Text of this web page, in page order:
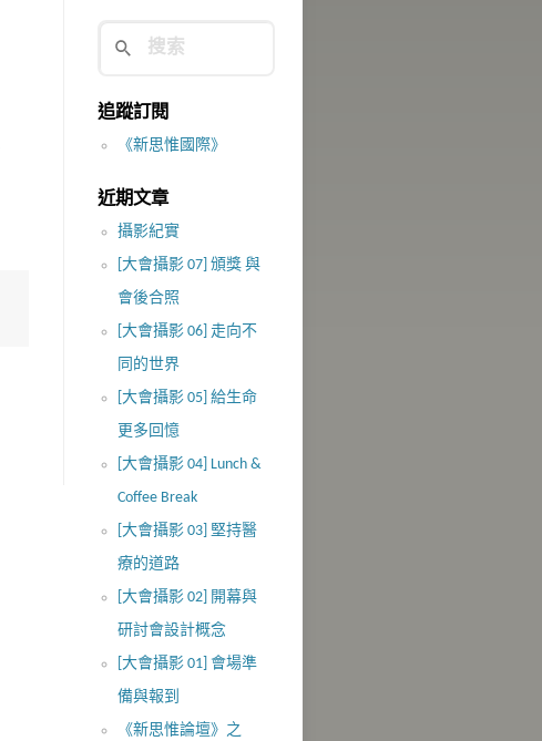
追蹤訂閱
《新思惟國際》
近期文章
攝影紀實
[大會攝影 07] 頒獎 與
會後合照
[大會攝影 06] 走向不
同的世界
[大會攝影 05] 給生命
更多回憶
[大會攝影 04] Lunch &
Coffee Break
[大會攝影 03] 堅持醫
療的道路
[大會攝影 02] 開幕與
研討會設計概念
[大會攝影 01] 會場準
備與報到
《新思惟論壇》之